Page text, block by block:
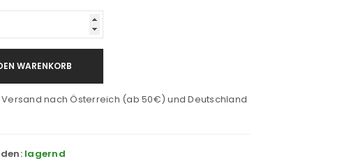
WARENKORB
nach Österreich (ab 50€) und Deutschland
lagernd